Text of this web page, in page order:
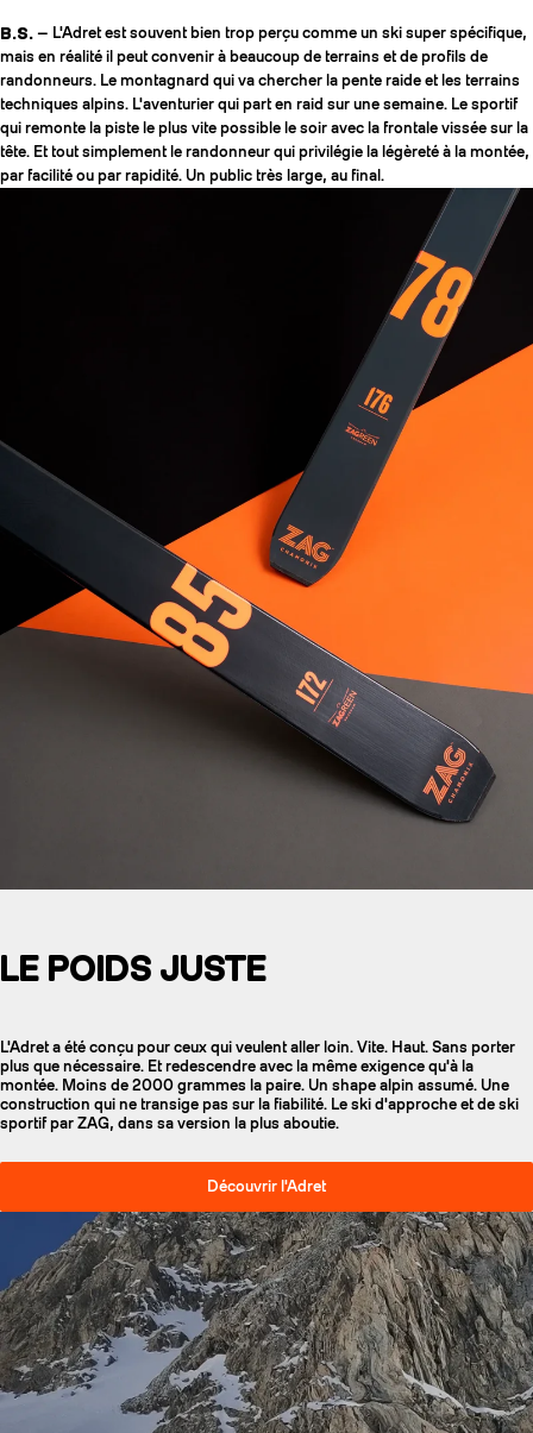
B.S. — L'Adret est souvent bien trop perçu comme un ski super spécifique,
mais en réalité il peut convenir à beaucoup de terrains et de profils de
randonneurs. Le montagnard qui va chercher la pente raide et les terrains
techniques alpins. L'aventurier qui part en raid sur une semaine. Le sportif
qui remonte la piste le plus vite possible le soir avec la frontale vissée sur la
tête. Et tout simplement le randonneur qui privilégie la légèreté à la montée,
par facilité ou par rapidité. Un public très large, au final.
LE POIDS JUSTE
L'Adret a été conçu pour ceux qui veulent aller loin. Vite. Haut. Sans porter
plus que nécessaire. Et redescendre avec la même exigence qu'à la
montée. Moins de 2000 grammes la paire. Un shape alpin assumé. Une
construction qui ne transige pas sur la fiabilité. Le ski d'approche et de ski
sportif par ZAG, dans sa version la plus aboutie.
Découvrir l'Adret